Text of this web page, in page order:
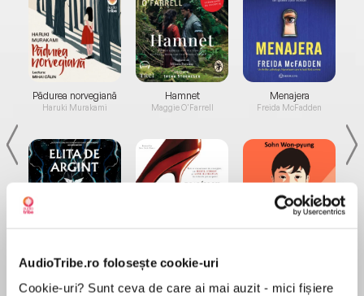
AudioTribe.ro folosește cookie-uri
Cookie-uri? Sunt ceva de care ai mai auzit - mici fișiere
Pădurea norvegiană
Haruki Murakami
de...
Dani Francis
Hamnet
Maggie O'Farrell
la...
Lauren Weisberger
Menajera
Freida McFadden